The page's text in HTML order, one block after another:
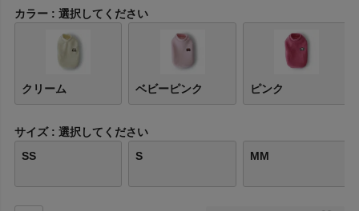
カラー 選択してください
クリーム ベビーピンク ピンク
サイズ
選択してください
SS
S MM